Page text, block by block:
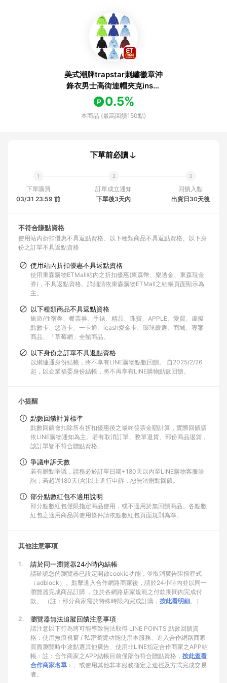
美式潮牌trapstar刺繡徽章沖
鋒衣男士高街連帽夾克ins薄
款外套女
0.5%
本商品 (最高回饋150點)
下單前必讀
下單購買
03/31 23:59 前
訂單成立通知
下單後3天內
回饋入點
出貨日30天後
不符合賺點資格
使用站內折扣優惠不具返點資格 以下種類商品不具返點資格
以下身
份之訂單不具返點資格
使用站內折扣優惠不具返點資格
使用東森購物ETMall站內之折扣優惠(東森幣、樂透金、東森現金
券)，不具返點資格。詳細請依東森購物ETMall之結帳頁面顯示為
主。
以下種類商品不具返點資格
旅遊/住宿券、餐票券、手錶、精品、珠寶、APPLE、愛買、虛擬
點數卡、悠遊卡、一卡通、icash愛金卡、環球嚴選、商城、專案
商品、「草莓網」全館商品。
以下身份之訂單不具返點資格
以網連通身份結帳，將不享有LINE購物點數回饋。 自2025/2/26
起，以企業福委身份結帳，將不再享有LINE購物點數回饋。
小提醒
點數回饋計算標準
點數回饋會扣除所有折扣優惠後之最終發票金額計算，實際回饋請
依LINE購物通知為主。若有取消訂單、整單退貨、部份商品退貨，
該訂單皆不符合贈點資格。
爭議申訴天數
若有贈點爭議，請務必於訂單日期+180天以內至LINE購物客服洽
詢；若超過180天(含)以上進行申訴，恕無法贈點回饋。
部分點數紅包不適用說明
部分點數紅包僅限指定商品使用，或不適用於無回饋商品。各點數
紅包之適用商品與使用條件請依點數紅包頁面規則為準。
其他注意事項
1. 請於同一瀏覽器24小時內結帳
請確認您的瀏覽器已設定開啟cookie功能，並取消廣告阻擋程式
（adblock）。點擊進入合作網路商家後，請於24小時內並以同一
瀏覽器完成商品訂購 ，並於各網路店家規範之付款期間內完成付
款。 （註：部分商家需於特殊時限內完成訂購， 按此看明細。）
2. 瀏覽器無法追蹤回饋注意事項
請注意以下行為將可能導致無法取得 LINE POINTS 點數回饋資
格：使用無痕視窗 / 私密瀏覽功能使用本服務、進入合作網路商家
頁面瀏覽時中途點選其他廣告、使用非LINE指定合作商家之APP結
帳﹙註：合作商家之APP結帳目前僅部份符合贈點資格， 按此查看
合作商家名單 ﹚、或使用其他非本服務指定之途徑及方式完成交易
者。